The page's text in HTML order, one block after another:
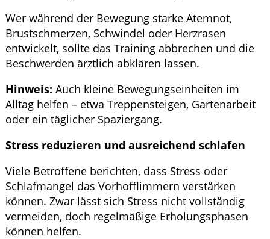
Wer während der Bewegung starke Atemnot,
Brustschmerzen, Schwindel oder Herzrasen
entwickelt, sollte das Training abbrechen und die
Beschwerden ärztlich abklären lassen.
Hinweis: Auch kleine Bewegungseinheiten im
Alltag helfen – etwa Treppensteigen, Gartenarbeit
oder ein täglicher Spaziergang.
Stress reduzieren und ausreichend schlafen
Viele Betroffene berichten, dass Stress oder
Schlafmangel das Vorhofflimmern verstärken
können. Zwar lässt sich Stress nicht vollständig
vermeiden, doch regelmäßige Erholungsphasen
können helfen.